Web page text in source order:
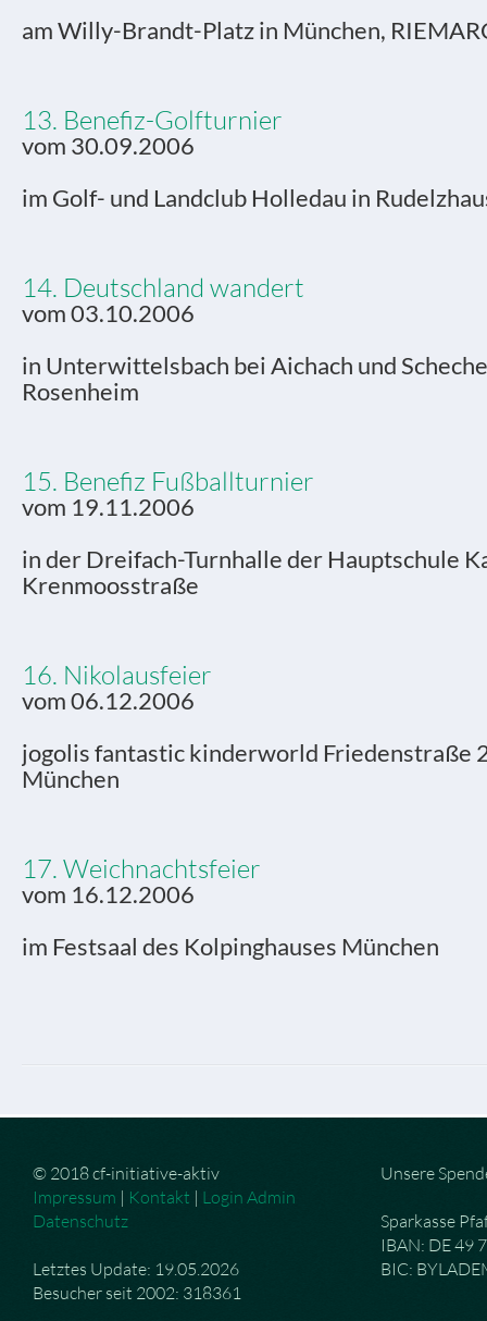
am Willy-Brandt-Platz in München,
13. Benefiz-Golfturnier
vom 30.09.2006
im Golf- und Landclub Holledau in
14. Deutschland wandert
vom 03.10.2006
in Unterwittelsbach bei Aichach und
Rosenheim
15. Benefiz Fußballturnier
vom 19.11.2006
in der Dreifach-Turnhalle der Hauptschule
Krenmoosstraße
16. Nikolausfeier
vom 06.12.2006
jogolis fantastic kinderworld Friedenstraße
München
17. Weichnachtsfeier
vom 16.12.2006
im Festsaal des Kolpinghauses München
© 2018 cf-initiative-aktiv
Impressum | Kontakt | Login Admin
Datenschutz
Letztes Update: 19.05.2026
Besucher seit 2002: 318361
Unsere
Sparkasse
IBAN: DE 49
BIC: